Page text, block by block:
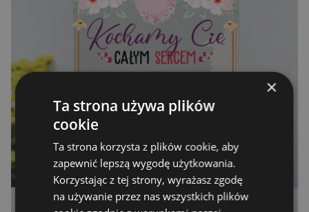
×
Ta strona używa plików
cookie
Ta strona korzysta z plików cookie, aby
zapewnić lepszą wygodę użytkowania.
Korzystając z tej strony, wyrażasz zgodę
na używanie przez nas wszystkich plików